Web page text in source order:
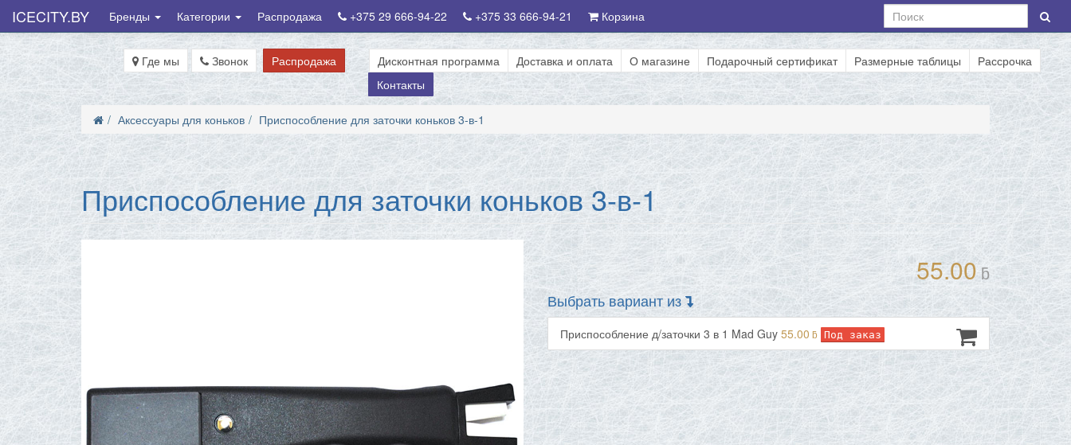
ICECITY.BY Бренды Категории Распродажа +375 29 666-94-22 +375 33 666-94-21 Корзина
Где мы Звонок Распродажа Дисконтная программа Доставка и оплата О магазине Подарочный сертификат Размерные таблицы
Рассрочка
Контакты
Аксессуары для коньков Приспособление для заточки коньков 3-в-1
Приспособление для заточки коньков 3-в-1
55.00ƃ
Выбрать вариант из
Приспособление д/заточки 3 в 1 Mad Guy 55.00 ƃ Под заказ